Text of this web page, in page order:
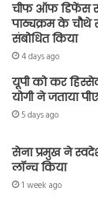
चीफ ऑफ डिफेंस
पाठ्यक्रम के चौथे
संबोधित किया
4 days ago
यूपी को कर
योगी ने जताया
5 days ago
सेना प्रमुख ने
लॉन्च किया
1 week ago